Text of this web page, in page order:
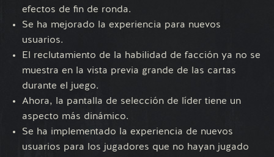
efectos de fin de ronda.
Se ha mejorado la experiencia para nuevos
usuarios.
El reclutamiento de la habilidad de facción ya no se
muestra en la vista previa grande de las cartas
durante el juego.
Ahora, la pantalla de selección de líder tiene un
aspecto más dinámico.
Se ha implementado la experiencia de nuevos
usuarios para los jugadores que no hayan jugado